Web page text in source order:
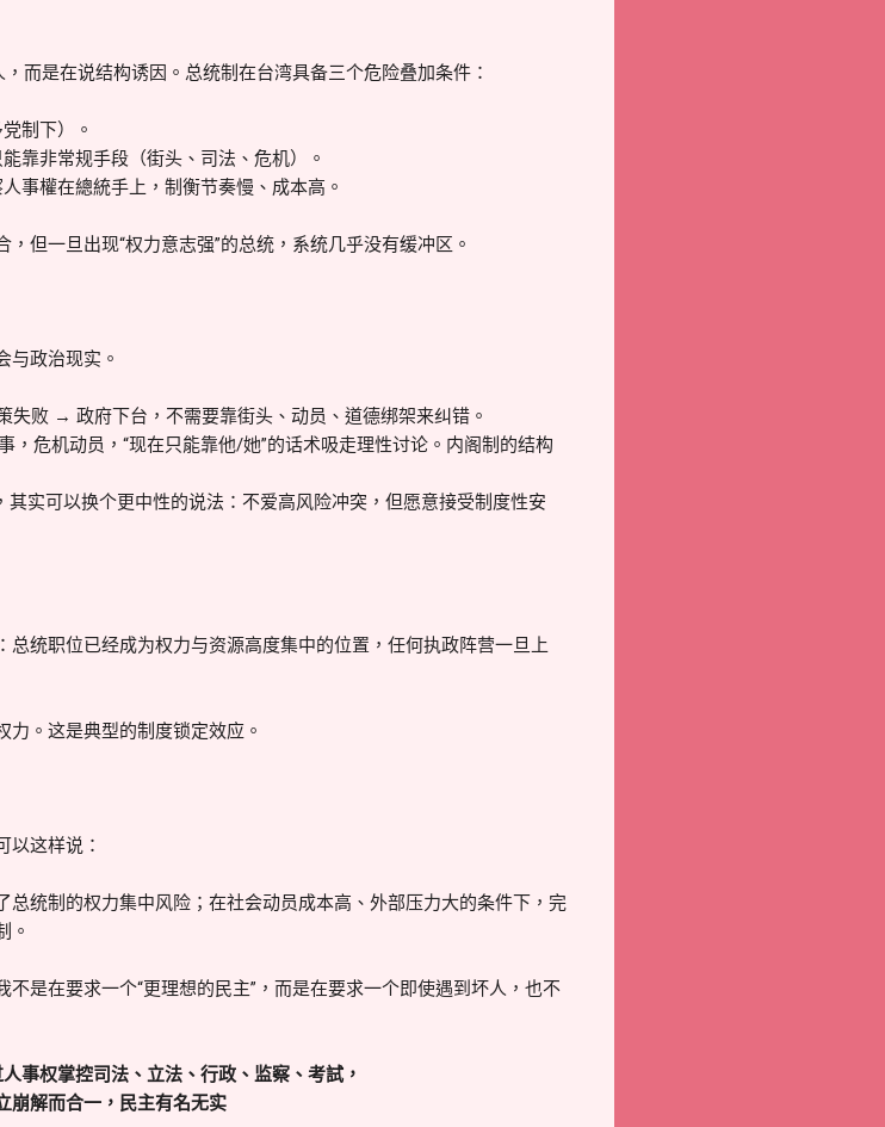
而是在说结构诱因。总统制在台湾具备三个危险叠加条件：
制下）。
靠非常规手段（街头、司法、危机）。
事權在總統手上，制衡节奏慢、成本高。
但一旦出现“权力意志强”的总统，系统几乎没有缓冲区。
与政治现实。
败 → 政府下台，不需要靠街头、动员、道德绑架来纠错。
，危机动员，“现在只能靠他/她”的话术吸走理性讨论。内阁制的结构
其实可以换个更中性的说法：不爱高风险冲突，但愿意接受制度性安
统职位已经成为权力与资源高度集中的位置，任何执政阵营一旦上
。这是典型的制度锁定效应。
以这样说：
统制的权力集中风险；在社会动员成本高、外部压力大的条件下，完
。
是在要求一个“更理想的民主”，而是在要求一个即使遇到坏人，也不
事权掌控司法、立法、行政、监察、考試，
崩解而合一，民主有名无实